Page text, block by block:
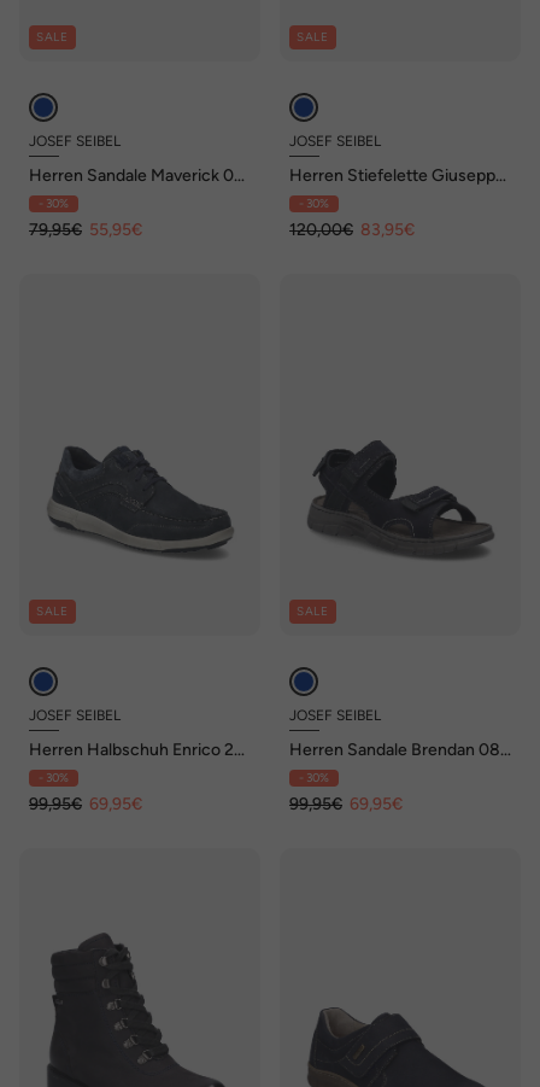
SALE
JOSEF SEIBEL
Herren Sandale Maverick 06,
jeans
- 30%
79,95€ 55,95€
SALE
JOSEF SEIBEL
Herren Stiefelette Giuseppe
03, indigo
- 30%
120,00€ 83,95€
SALE
JOSEF SEIBEL
Herren Halbschuh Enrico 25,
indigo-kombi
- 30%
99,95€ 69,95€
SALE
JOSEF SEIBEL
Herren Sandale Brendan 08,
indigo-kombi
- 30%
99,95€ 69,95€